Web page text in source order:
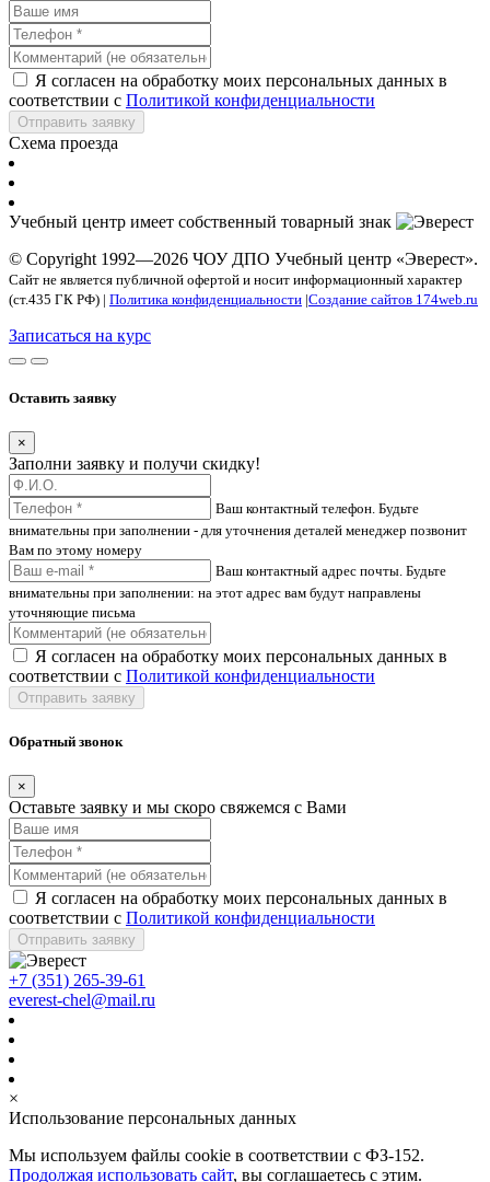
Я согласен на обработку моих персональных данных в
соответствии с Политикой конфиденциальности
Отправить заявку
Схема проезда
Учебный центр имеет собственный товарный знак
© Copyright 1992—2026 ЧОУ ДПО Учебный центр «Эверест».
Сайт не является публичной офертой и носит информационный характер
(ст.435 ГК РФ) | Политика конфиденциальности |Создание сайтов 174web.ru
Записаться на курс
Оставить заявку
×
Заполни заявку и получи скидку!
Ваш контактный телефон. Будьте
внимательны при заполнении - для уточнения деталей менеджер позвонит
Вам по этому номеру
Ваш контактный адрес почты. Будьте
внимательны при заполнении: на этот адрес вам будут направлены
уточняющие письма
Я согласен на обработку моих персональных данных в
соответствии с Политикой конфиденциальности
Отправить заявку
Обратный звонок
×
Оставьте заявку и мы скоро свяжемся с Вами
Я согласен на обработку моих персональных данных в
соответствии с Политикой конфиденциальности
Отправить заявку
+7 (351) 265-39-61
everest-chel@mail.ru
×
Использование персональных данных
Мы используем файлы cookie в соответствии с ФЗ-152.
Продолжая использовать сайт, вы соглашаетесь с этим.